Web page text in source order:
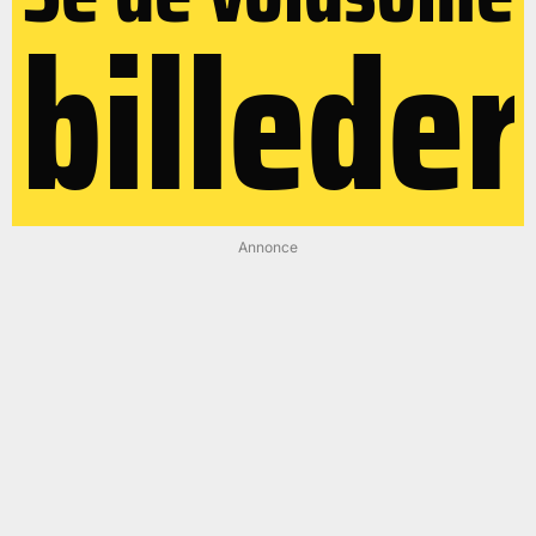
billeder
Annonce